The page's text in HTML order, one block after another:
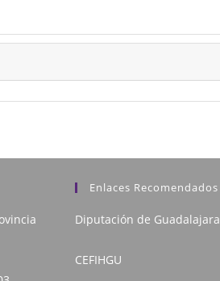
Enlaces Recomendados
Diputación de Guadalajara
CEFIHGU